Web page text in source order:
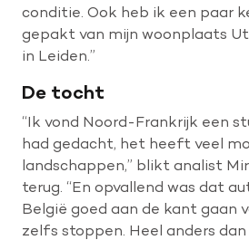
conditie. Ook heb ik een paar
gepakt van mijn woonplaats
in Leiden.”
De tocht
“Ik vond Noord-Frankrijk een
had gedacht, het heeft veel
landschappen,” blikt analist
terug. “En opvallend was dat
België goed aan de kant gaan
zelfs stoppen. Heel anders dan